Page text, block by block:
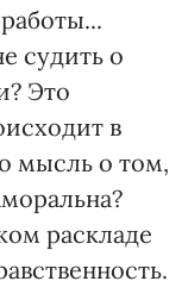
судить о
Это
в
мысль о том,
раскладе